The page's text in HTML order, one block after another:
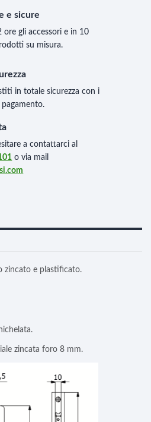
e sicure
ore gli accessori e in 10
su misura.
in totale sicurezza con i
a contattarci al
o via mail
zincato e plastificato.
zincata foro 8 mm.